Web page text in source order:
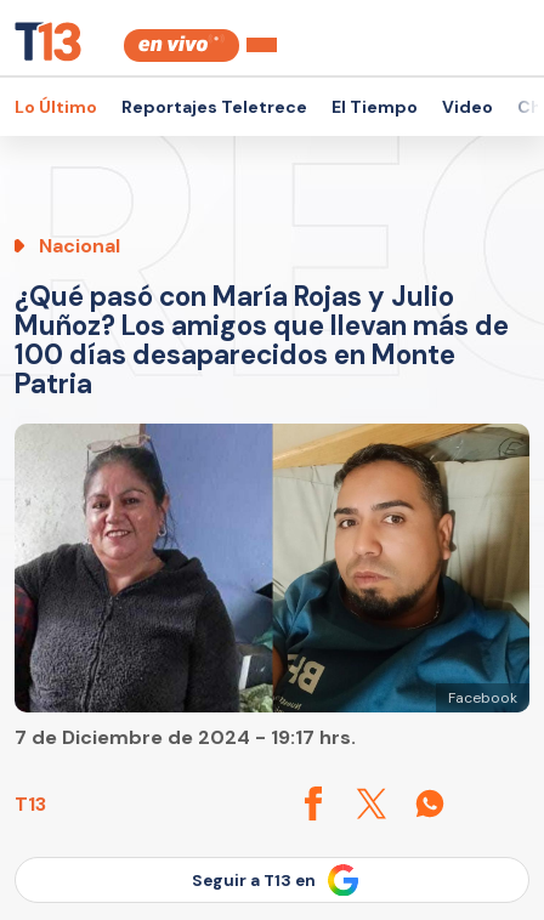
Lo Último Reportajes Teletrece El Tiempo Video
Nacional
¿Qué pasó con María Rojas y Julio
Muñoz? Los amigos que llevan más de
100 días desaparecidos en Monte
Patria
Facebook
T13
7 de Diciembre de 2024 - 19:17 hrs.
Seguir a T13 en